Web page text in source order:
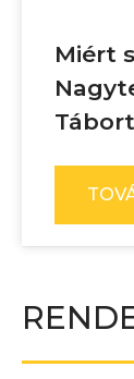
Miért